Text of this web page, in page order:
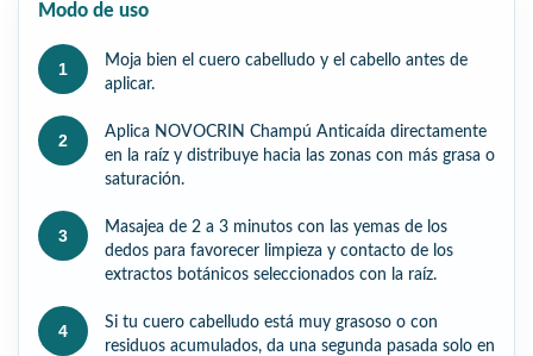
Modo de uso
1
Moja bien el cuero cabelludo y el cabello antes de
aplicar.
2
Aplica NOVOCRIN Champú Anticaída directamente
en la raíz y distribuye hacia las zonas con más grasa o
saturación.
3
Masajea de 2 a 3 minutos con las yemas de los
dedos para favorecer limpieza y contacto de los
extractos botánicos seleccionados con la raíz.
4
Si tu cuero cabelludo está muy grasoso o con
residuos acumulados, da una segunda pasada solo en